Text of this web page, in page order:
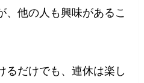
、他の人も興味があるこ
るだけでも、連休は楽し